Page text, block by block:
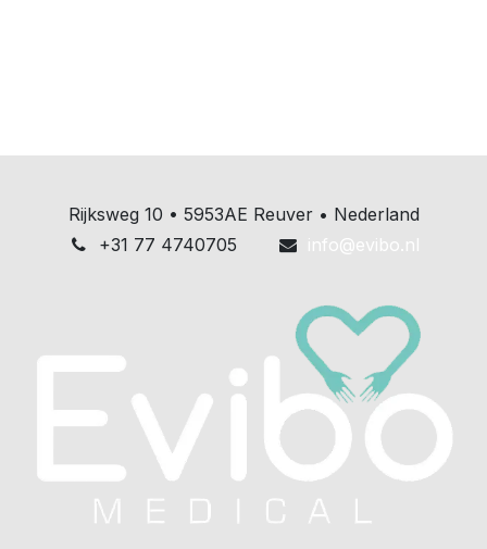
Rijksweg 10 • 5953AE Reuver • Nederland
+31 77 4740705
info@evibo.nl